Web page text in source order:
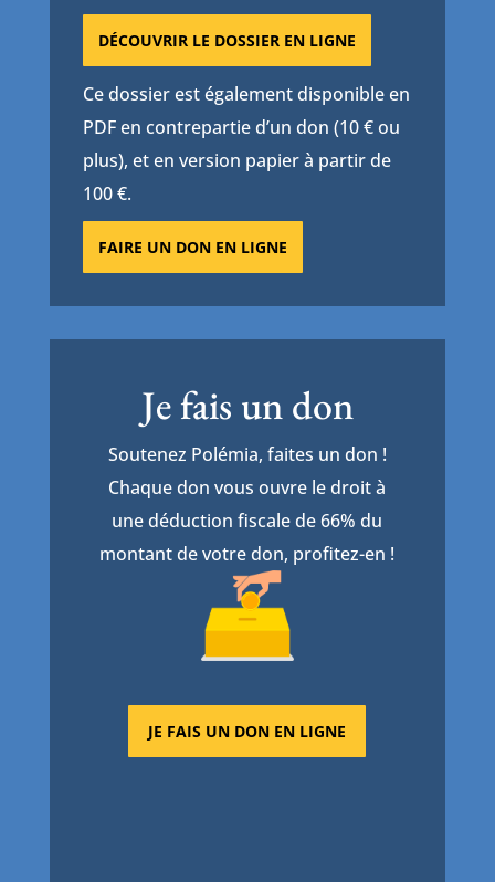
DÉCOUVRIR LE DOSSIER EN LIGNE
Ce dossier est également disponible en
PDF en contrepartie d’un don (10 € ou
plus), et en version papier à partir de
100 €.
FAIRE UN DON EN LIGNE
Je fais un don
Soutenez Polémia, faites un don !
Chaque don vous ouvre le droit à
une déduction fiscale de 66% du
montant de votre don, profitez-en !
JE FAIS UN DON EN LIGNE